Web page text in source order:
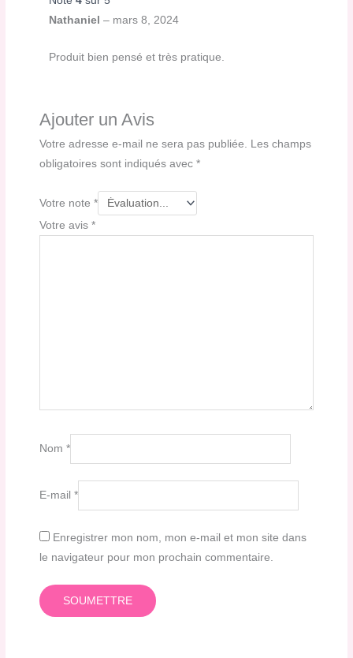
Nathaniel– mars 8, 2024
Produit bien pensé et très pratique.
Ajouter un Avis
Votre adresse e-mail ne sera pas publiée. Les champs
obligatoires sont indiqués avec*
Votre note*
Votre avis*
Nom*
E-mail*
Enregistrer mon nom, mon e-mail et mon site dans
le navigateur pour mon prochain commentaire.